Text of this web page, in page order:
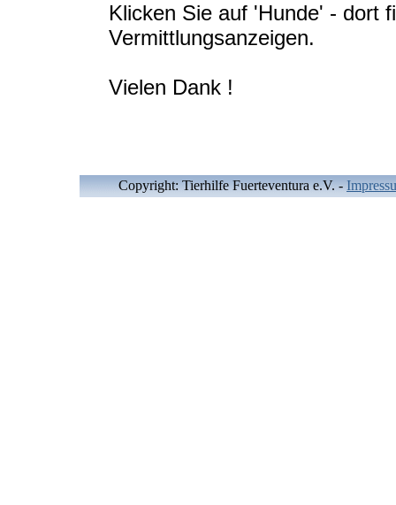
Klicken Sie auf 'Hunde' - dort
Vermittlungsanzeigen.
Vielen Dank !
Copyright: Tierhilfe Fuerteventura e.V.-